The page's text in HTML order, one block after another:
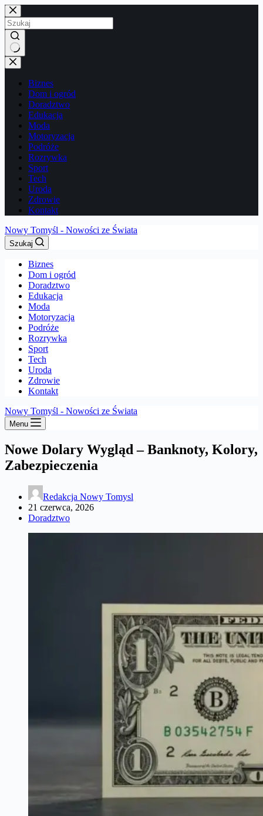
Przejdź
do
treści
Brak
wyników
Biznes
Dom i ogród
Doradztwo
Edukacja
Moda
Motoryzacja
Podróże
Rozrywka
Sport
Tech
Uroda
Zdrowie
Kontakt
Nowy Tomyśl - Nowości ze Świata
Szukaj
Biznes
Dom i ogród
Doradztwo
Edukacja
Moda
Motoryzacja
Podróże
Rozrywka
Sport
Tech
Uroda
Zdrowie
Kontakt
Nowy Tomyśl - Nowości ze Świata
Menu
Nowe Dolary Wygląd – Banknoty, Kolory,
Zabezpieczenia
Redakcja Nowy Tomysl
21 czerwca, 2026
Doradztwo